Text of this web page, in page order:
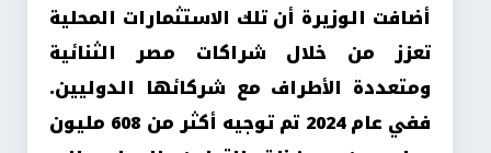
أضافت الوزيرة أن تلك الاستثمارات المحلية
تعزز من خلال شراكات مصر الثنائية
ومتعددة الأطراف مع شركائها الدوليين.
ففي عام 2024 تم توجيه أكثر من 608 مليون